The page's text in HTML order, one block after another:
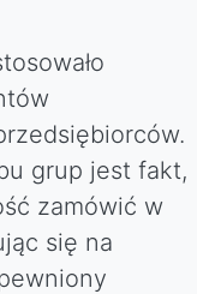
grup jest fakt,
zamówić w
się na